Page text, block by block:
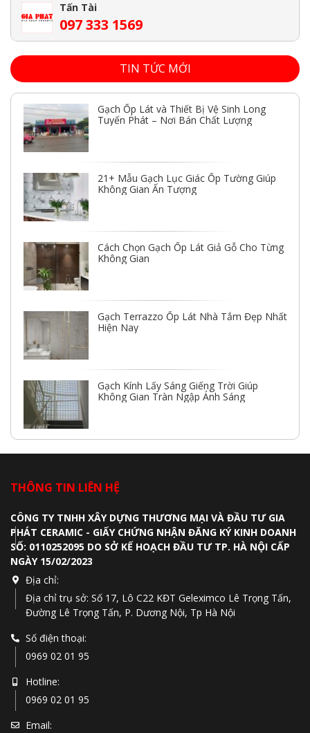
Tấn Tài
097 333 1569
TIN TỨC MỚI
Gạch Ốp Lát và Thiết Bị Vệ Sinh Long
Tuyến Phát – Nơi Bán Chất Lượng
21+ Mẫu Gạch Lục Giác Ốp Tường Giúp
Không Gian Ấn Tượng
Cách Chọn Gạch Ốp Lát Giả Gỗ Cho Từng
Không Gian
Gạch Terrazzo Ốp Lát Nhà Tắm Đẹp Nhất
Hiện Nay
Gạch Kính Lấy Sáng Giếng Trời Giúp
Không Gian Tràn Ngập Ánh Sáng
THÔNG TIN LIÊN HỆ
CÔNG TY TNHH XÂY DỰNG THƯƠNG MẠI VÀ ĐẦU TƯ GIA
PHÁT CERAMIC - GIẤY CHỨNG NHẬN ĐĂNG KÝ KINH DOANH
SỐ: 0110252095 DO SỞ KẾ HOẠCH ĐẦU TƯ TP. HÀ NỘI CẤP
NGÀY 15/02/2023
Địa chỉ:
Địa chỉ trụ sở: Số 17, Lô C22 KĐT Geleximco Lê Trọng Tấn,
Đường Lê Trọng Tấn, P. Dương Nội, Tp Hà Nội
Số điện thoại:
0969 02 01 95
Hotline:
0969 02 01 95
Email: